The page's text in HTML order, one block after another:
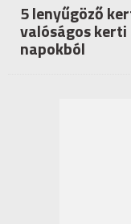
5 lenyűgöző
valóságos
napokból